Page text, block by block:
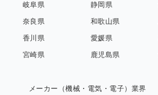
岐阜県 静岡県
奈良県 和歌山県
香川県 愛媛県
宮崎県 鹿児島県
メーカー（機械・電気・電子）業界